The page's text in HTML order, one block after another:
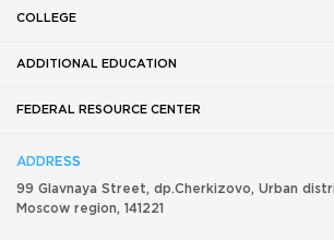
COLLEGE
ADDITIONAL EDUCATION
FEDERAL RESOURCE CENTER
ADDRESS
99 Glavnaya Street, dp.Cherkizovo, Urban
Moscow region, 141221